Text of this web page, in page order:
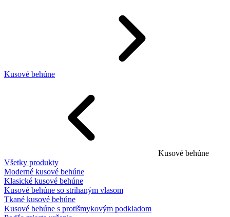
Kusové behúne
Kusové behúne
Všetky produkty
Moderné kusové behúne
Klasické kusové behúne
Kusové behúne so strihaným vlasom
Tkané kusové behúne
Kusové behúne s protišmykovým podkladom